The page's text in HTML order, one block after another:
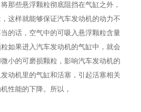
那些悬浮颗粒彻底阻挡在气缸之外，
这样就能够保证汽车发动机的动力不
的话，空气中的可吸入悬浮颗粒含量
如果进入汽车发动机的气缸中，就会
小的可磨损颗粒，影响汽车发动机的
动机里的气缸和活塞，引起活塞相关
性能的下降。所以，